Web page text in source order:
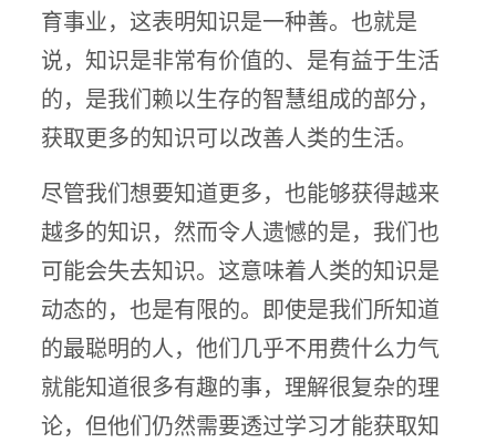
育事业，这表明知识是一种善。也就是
说，知识是非常有价值的、是有益于生活
的，是我们赖以生存的智慧组成的部分，
获取更多的知识可以改善人类的生活。
尽管我们想要知道更多，也能够获得越来
越多的知识，然而令人遗憾的是，我们也
可能会失去知识。这意味着人类的知识是
动态的，也是有限的。即使是我们所知道
的最聪明的人，他们几乎不用费什么力气
就能知道很多有趣的事，理解很复杂的理
论，但他们仍然需要透过学习才能获取知